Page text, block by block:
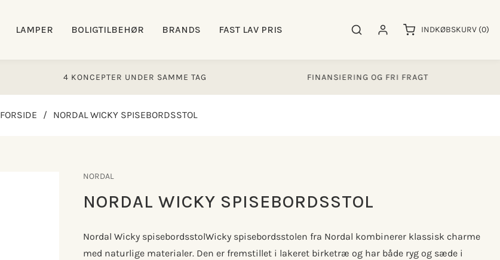
LAMPER BOLIGTILBEHØR BRANDS FAST LAV PRIS SøgeresultaterLog ind INDKØBSKURV (0)
varer
4 KONCEPTER UNDER SAMME TAG FINANSIERING OG FRI FRAGT
FORSIDE / NORDAL WICKY SPISEBORDSSTOL
NORDAL
NORDAL WICKY SPISEBORDSSTOL
Nordal Wicky spisebordsstolWicky spisebordsstolen fra Nordal kombinerer klassisk charme
med naturlige materialer. Den er fremstillet i lakeret birketræ og har både ryg og sæde i